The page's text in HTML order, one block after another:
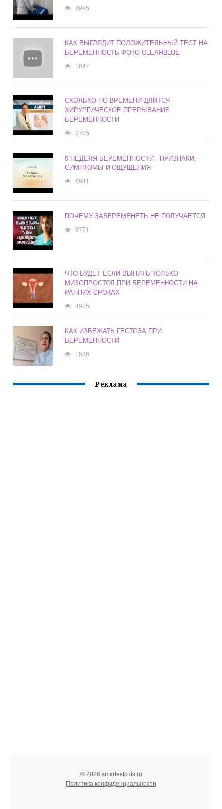
8995
КАК ВЫГЛЯДИТ ПОЛОЖИТЕЛЬНЫЙ ТЕСТ НА
БЕРЕМЕННОСТЬ ФОТО CLEARBLUE
1847
СКОЛЬКО ПО ВРЕМЕНИ ДЛИТСЯ
ХИРУРГИЧЕСКОЕ ПРЕРЫВАНИЕ
БЕРЕМЕННОСТИ
3705
5 НЕДЕЛЯ БЕРЕМЕННОСТИ - ПРИЗНАКИ,
СИМПТОМЫ И ОЩУЩЕНИЯ
6941
ПОЧЕМУ ЗАБЕРЕМЕНЕТЬ НЕ ПОЛУЧАЕТСЯ
9771
ЧТО БУДЕТ ЕСЛИ ВЫПИТЬ ТОЛЬКО
МИЗОПРОСТОЛ ПРИ БЕРЕМЕННОСТИ НА
РАННИХ СРОКАХ
4975
КАК ИЗБЕЖАТЬ ГЕСТОЗА ПРИ
БЕРЕМЕННОСТИ
1538
Реклама
© 2026 smartestkids.ru
Политика конфиденциальности